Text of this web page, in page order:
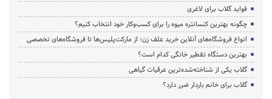
فواید گلاب برای لاغری
چگونه بهترین کنسانتره میوه را برای کسب‌وکار خود انتخاب کنیم؟
انواع فروشگاه‌های آنلاین خرید علف زن؛ از مارکت‌پلیس‌ها تا فروشگاه‌های تخصصی
بهترین دستگاه تقطیر خانگی کدام است؟
گلاب یکی از شناخته‌شده‌ترین عرقیات گیاهی
گلاب برای خانم باردار ضرر دارد؟